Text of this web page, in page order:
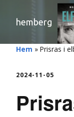
hemberg
Hem » Prisras i
2024-11-05